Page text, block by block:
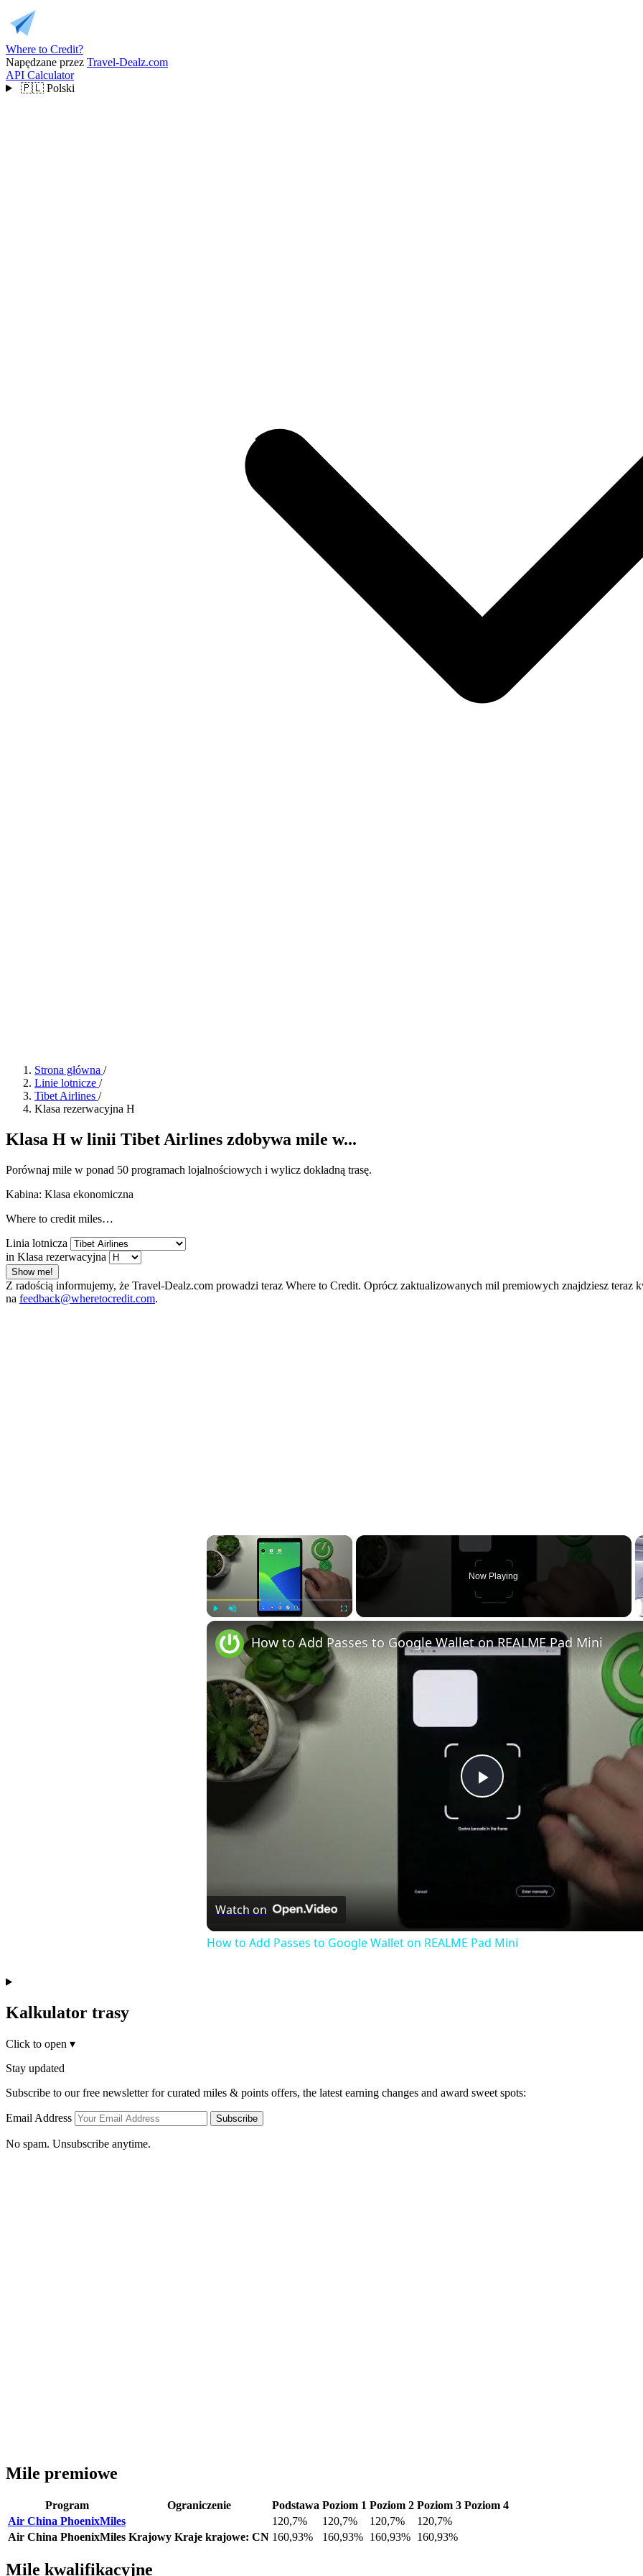
Where to Credit?
Napędzane przez Travel-Dealz.com
API Calculator
🇵🇱 Polski
Strona główna /
Linie lotnicze /
Tibet Airlines /
Klasa rezerwacyjna H
Klasa H w linii Tibet Airlines zdobywa mile w...
Porównaj mile w ponad 50 programach lojalnościowych i wylicz dokładną trasę.
Kabina: Klasa ekonomiczna
Where to credit miles…
Linia lotnicza
in Klasa rezerwacyjna
Show me!
Z radością informujemy, że Travel-Dealz.com prowadzi teraz Where to Credit. Oprócz zaktualizowanych mil premiowych znajdziesz
na feedback@wheretocredit.com.
×
Now Playing
Play
How to Add Passes to Google Wallet on REALME Pad Mini
Watch on
How to Add Passes to Google Wallet on REALME Pad Mini
Kalkulator trasy
Click to open ▾
Stay updated
Subscribe to our free newsletter for curated miles & points offers, the latest earning changes and award sweet spots:
Email Address Subscribe
No spam. Unsubscribe anytime.
Mile premiowe
Program Ograniczenie Podstawa Poziom 1 Poziom 2 Poziom 3 Poziom 4
Air China PhoenixMiles
120,7% 120,7% 120,7%
120,7%
Air China PhoenixMiles Krajowy Kraje krajowe: CN 160,93% 160,93% 160,93% 160,93%
Mile kwalifikacyjne